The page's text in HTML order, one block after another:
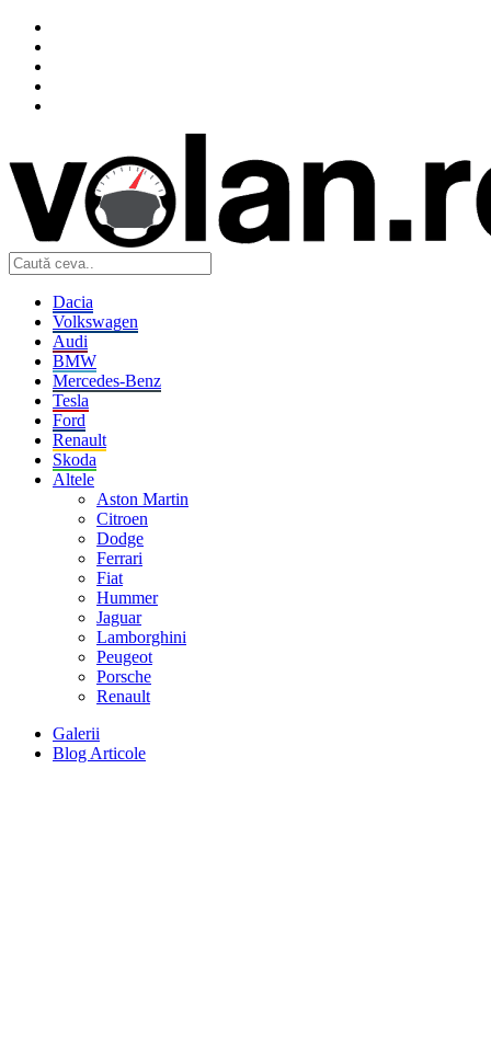
Dacia
Volkswagen
Audi
BMW
Mercedes-Benz
Tesla
Ford
Renault
Skoda
Altele
Aston Martin
Citroen
Dodge
Ferrari
Fiat
Hummer
Jaguar
Lamborghini
Peugeot
Porsche
Renault
Galerii
Blog Articole